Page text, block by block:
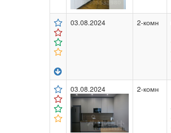
03.08.2024 2-комн
03.08.2024 2-комн